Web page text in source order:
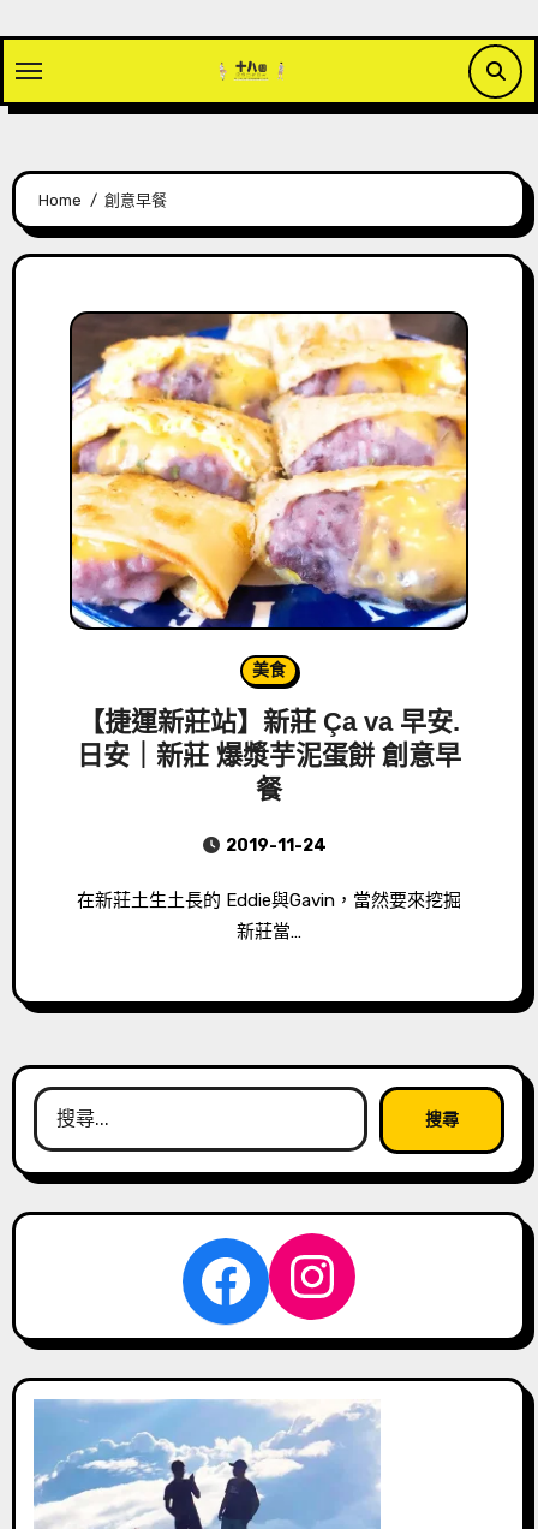
content
Home 創意早餐
美食
【捷運新莊站】新莊 Ça va 早安.
日安｜新莊 爆漿芋泥蛋餅 創意早
餐
2019-11-24
在新莊土生土長的 Eddie與Gavin，當然要來挖掘
新莊當…
搜
尋
關
Facebook